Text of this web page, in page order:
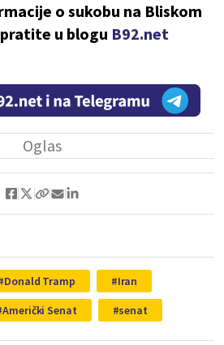
o sukobu na Bliskom
u blogu B92.net
Donald Tramp
Iran
Američki Senat senat